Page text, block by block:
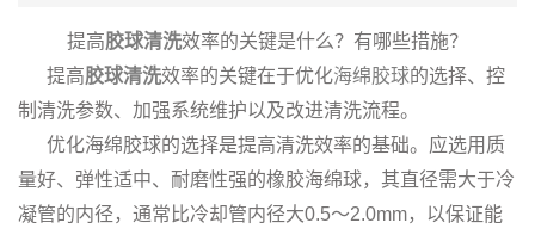
提高胶球清洗效率的关键是什么？有哪些措施？
提高胶球清洗效率的关键在于优化海绵胶球的选择、控
制清洗参数、加强系统维护以及改进清洗流程。
优化海绵胶球的选择是提高清洗效率的基础。应选用质
量好、弹性适中、耐磨性强的橡胶海绵球，其直径需大于冷
凝管的内径，通常比冷却管内径大0.5～2.0mm，以保证能